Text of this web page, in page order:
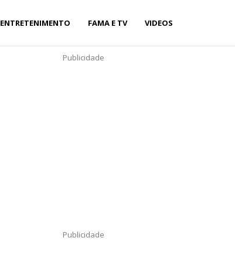
ENTRETENIMENTO FAMA E TV VIDEOS
Publicidade
Publicidade